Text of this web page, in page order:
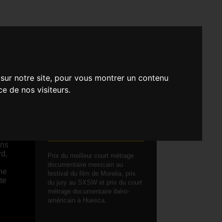
notre site, pour vous montrer un contenu
de nos visiteurs.
D'UN ANE)
Prix du meilleur court métrage
documentaire mexicain au
festival du film de Morelia, prix
du jury au SXSW et prix du court
métrage documentaire ibéro-
américain à Huesca.